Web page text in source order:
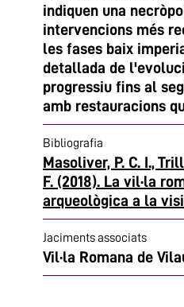
indiquen una
intervencions més
les fases baix
detallada de
progressiu fins al
amb restauracions
Bibliografia
Masoliver, P. C. I.,
F. (2018). La vil·la
arqueològica a la
Jaciments associats
Vil·la Romana de